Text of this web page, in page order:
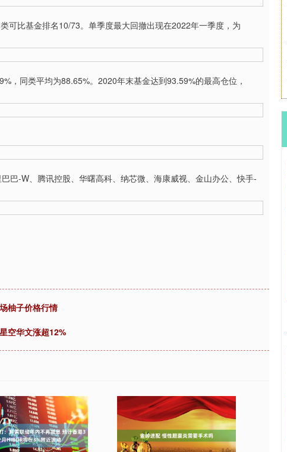
比基金排名10/73。单季度最大回撤出现在2022年一季度，为
同类平均为88.65%。2020年末基金达到93.59%的最高仓位，
-W、腾讯控股、华曙高科、纳芯微、海康威视、金山办公、快手-
柚子价格行情
空华文涨超12%